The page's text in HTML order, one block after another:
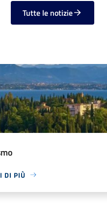
Tutte le notizie
DI PIÙ